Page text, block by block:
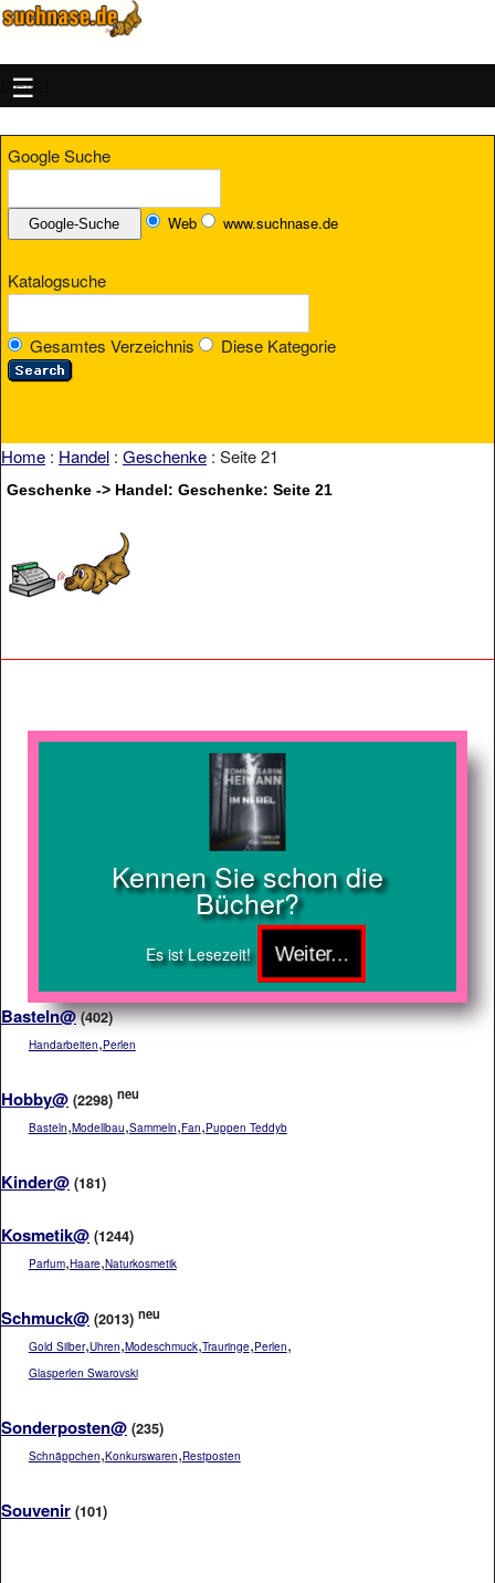
MENU
Google Suche
Web www.suchnase.de
Katalogsuche
Gesamtes Verzeichnis Diese Kategorie
Home : Handel : Geschenke : Seite 21
Geschenke -> Handel: Geschenke: Seite 21
Kennen Sie schon die
Bücher?
Es ist Lesezeit!
Basteln@ (402)
Handarbeiten,Perlen
Hobby@ (2298) neu
Basteln,Modellbau,Sammeln,Fan,Puppen Teddyb
Kinder@ (181)
Kosmetik@ (1244)
Parfum,Haare,Naturkosmetik
Schmuck@ (2013) neu
Gold Silber,Uhren,Modeschmuck,Trauringe,Perlen,
Glasperlen Swarovski
Sonderposten@ (235)
Schnäppchen,Konkurswaren,Restposten
Souvenir (101)